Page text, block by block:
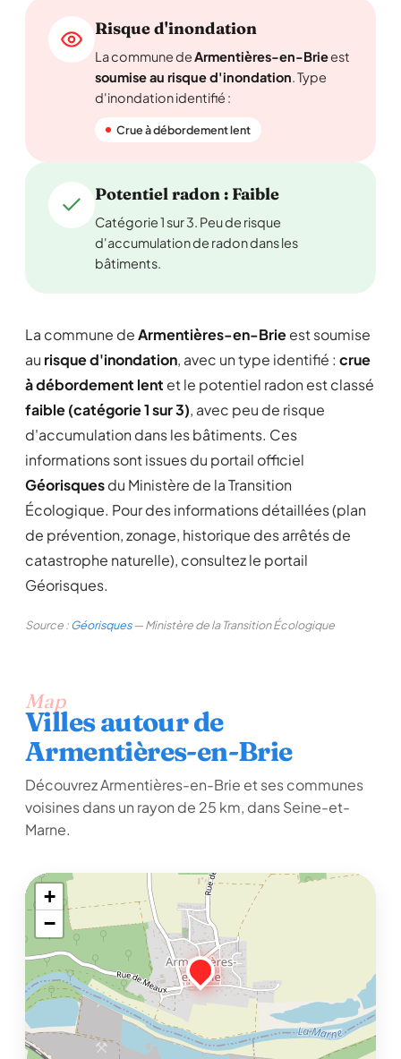
Risque d'inondation
La commune deArmentières-en-Brieest
soumise au risque d'inondation. Type
d'inondation identifié :
Crue à débordement lent
Potentiel radon : Faible
Catégorie 1 sur 3. Peu de risque
d'accumulation de radon dans les
bâtiments.
La commune deArmentières-en-Brieest soumise
au risque d'inondation, avec un type identifié : crue
à débordement lent et le potentiel radon est classé
faible (catégorie 1 sur 3), avec peu de risque
d'accumulation dans les bâtiments. Ces
informations sont issues du portail officiel
Géorisquesdu Ministère de la Transition
Écologique. Pour des informations détaillées (plan
de prévention, zonage, historique des arrêtés de
catastrophe naturelle), consultez le portail
Géorisques.
Source :Géorisques— Ministère de la Transition Écologique
Map
Villes autour de
Armentières-en-Brie
Découvrez Armentières-en-Brie et ses communes
voisines dans un rayon de 25 km, dans Seine-et-
Marne.
+
−